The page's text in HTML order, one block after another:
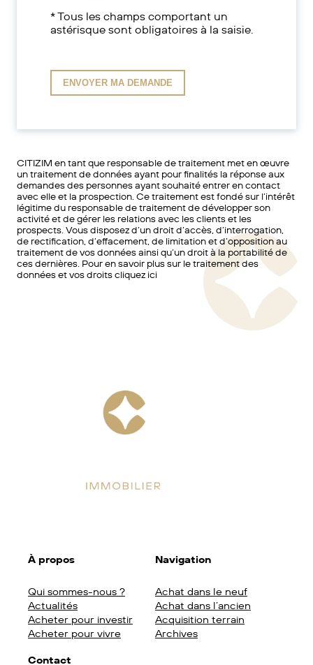
* Tous les champs comportant un
astérisque sont obligatoires à la saisie.
CITIZIM en tant que responsable de traitement met en œuvre
un traitement de données ayant pour finalités la réponse aux
demandes des personnes ayant souhaité entrer en contact
avec elle et la prospection. Ce traitement est fondé sur l’intérêt
légitime du responsable de traitement de développer son
activité et de gérer les relations avec les clients et les
prospects. Vous disposez d’un droit d’accès, d’interrogation,
de rectification, d’effacement, de limitation et d’opposition au
traitement de vos données ainsi qu’un droit à la portabilité de
ces dernières. Pour en savoir plus sur le traitement des
données et vos droits cliquez ici
À propos
Qui sommes-nous ?
Actualités
Acheter pour investir
Acheter pour vivre
Navigation
Achat dans le neuf
Achat dans l’ancien
Acquisition terrain
Archives
Contact